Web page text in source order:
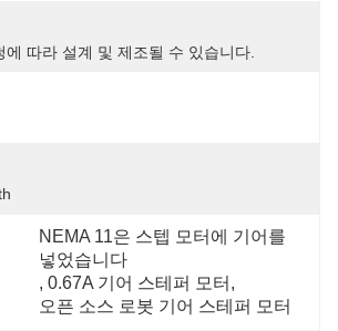
에 따라 설계 및 제조될 수 있습니다.
NEMA 11은 스텝 모터에 기어를
넣었습니다
, 0.67A 기어 스테퍼 모터 ,
오픈 소스 로봇 기어 스테퍼 모터